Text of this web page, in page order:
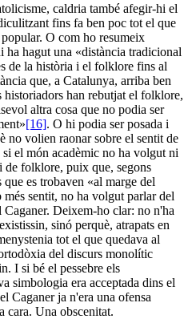
caldria també afegir-hi el
fins fa ben poc tot el que
O com ho resumeix
ha hagut una «distància tradicional
de la història i el folklore fins al
que, a Catalunya, arriba ben
han rebutjat el folklore,
altra cosa que no podia ser
[16]. O hi podia ser posada i
no volien raonar sobre el sentit de
el món acadèmic no ha volgut ni
de folklore, puix que, segons
es trobaven «al marge del
més sentit, no ha volgut parlar del
Deixem-ho clar: no n'ha
sinó perquè, atrapats en
tot el que quedava al
del discurs monolític
I si bé el pessebre els
simbologia era acceptada dins el
Caganer ja n'era una ofensa
cara. Una obscenitat.